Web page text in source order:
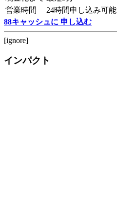
営業時間
24時間申し込み可能
88キャッシュに 申し込む
[ignore]
インパクト